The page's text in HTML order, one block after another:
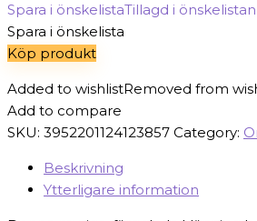
priset
var:
329 kr.
priset
är:
229 kr.
Spara i önskelistaTillagd i önskelistan
Spara i önskelista
Köp produkt
Added to wishlistRemoved from
Add to compare
SKU: 3952201124123857 Category:
Beskrivning
Ytterligare information